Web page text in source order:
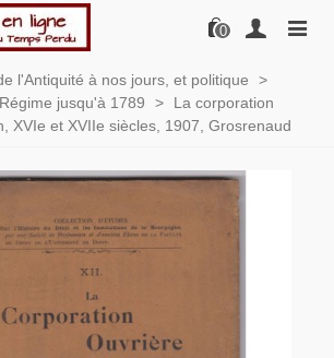
0
l'Antiquité à nos jours, et politique
>
jusqu'à 1789
>
La corporation
XVIe et XVIIe siècles, 1907, Grosrenaud